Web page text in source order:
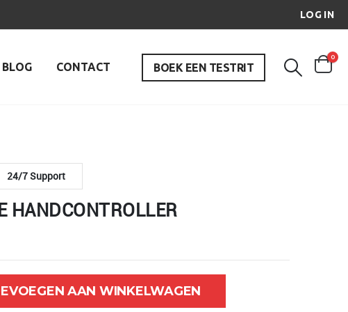
LOG IN
BLOG CONTACT BOEK EEN TESTRIT
0
24/7 Support
HANDCONTROLLER
AAN WINKELWAGEN